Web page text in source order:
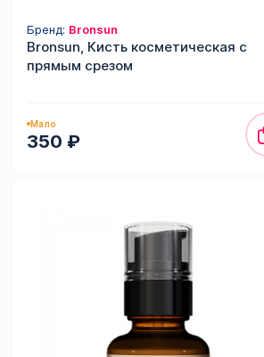
Бренд: Bronsun
Bronsun, Кисть косметическая с
прямым срезом
Мало
350 ₽